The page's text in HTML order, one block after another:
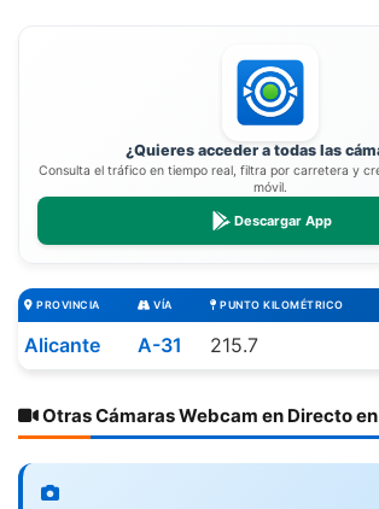
¿Quieres acceder a todas las
Consulta el tráfico en tiempo real, filtra por carretera y
móvil.
Descargar App
PROVINCIA VÍA PUNTO KILOMÉTRICO
Alicante A-31 215.7
Otras Cámaras Webcam en Directo